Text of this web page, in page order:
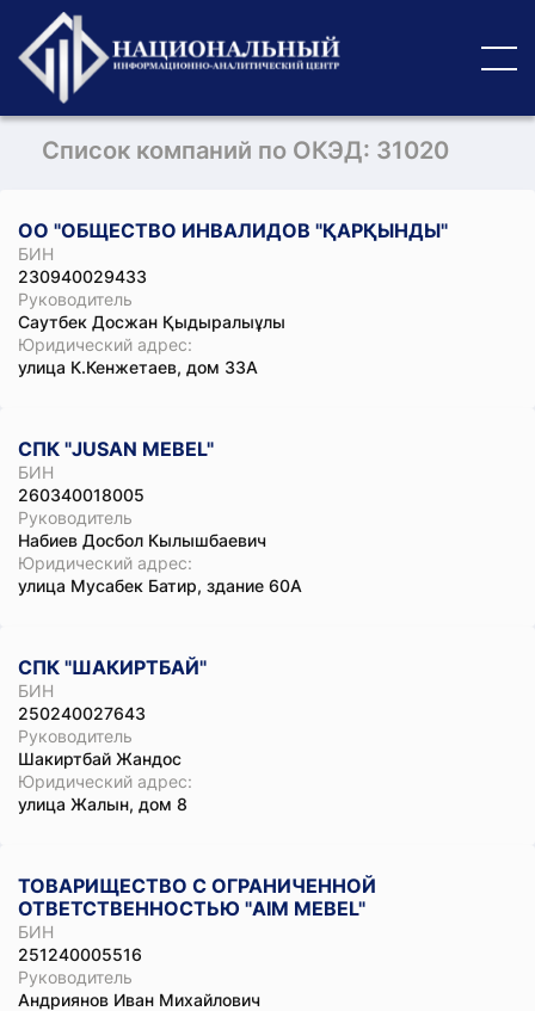
Список компаний по ОКЭД: 31020
ОО "ОБЩЕСТВО ИНВАЛИДОВ "ҚАРҚЫНДЫ"
БИН
230940029433
Руководитель
Саутбек Досжан Қыдыралыұлы
Юридический адрес:
улица К.Кенжетаев, дом 33А
СПК "JUSAN MEBEL"
БИН
260340018005
Руководитель
Набиев Досбол Кылышбаевич
Юридический адрес:
улица Мусабек Батир, здание 60А
СПК "ШАКИРТБАЙ"
БИН
250240027643
Руководитель
Шакиртбай Жандос
Юридический адрес:
улица Жалын, дом 8
ТОВАРИЩЕСТВО С ОГРАНИЧЕННОЙ
ОТВЕТСТВЕННОСТЬЮ "AIM MEBEL"
БИН
251240005516
Руководитель
Андриянов Иван Михайлович